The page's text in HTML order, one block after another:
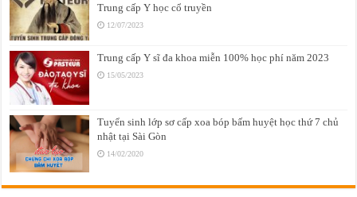
Trung cấp Y học cổ truyền
12/07/2023
Trung cấp Y sĩ đa khoa miễn 100% học phí năm 2023
15/05/2023
Tuyển sinh lớp sơ cấp xoa bóp bấm huyệt học thứ 7 chủ
nhật tại Sài Gòn
14/02/2020